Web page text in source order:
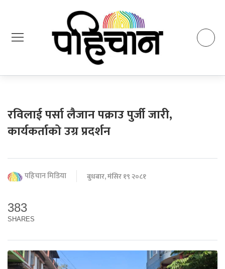
रविलाई पर्सा लैजान पक्राउ पुर्जी जारी,
कार्यकर्ताको उग्र प्रदर्शन
पहिचान मिडिया बुधबार, मंसिर १९ २०८१
383
SHARES